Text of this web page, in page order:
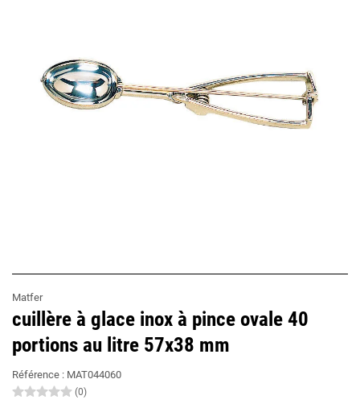
Matfer
cuillère à glace inox à pince ovale 40
portions au litre 57x38 mm
Référence : MAT044060
(0)